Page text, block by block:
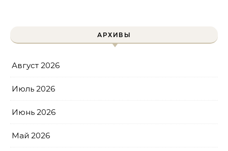
АРХИВЫ
Август 2026
Июль 2026
Июнь 2026
Май 2026